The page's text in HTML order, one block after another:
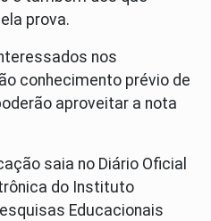
prova.
nos
conhecimento prévio de
aproveitar a nota
saia no Diário Oficial
do Instituto
Educacionais